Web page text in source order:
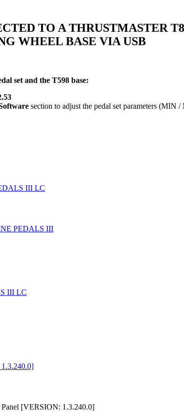
TO A THRUSTMASTER
WHEEL BASE VIA USB
set and the T598 base:
section to adjust the pedal set parameters
III LC
PEDALS III
III LC
Panel [VERSION: 1.3.240.0]